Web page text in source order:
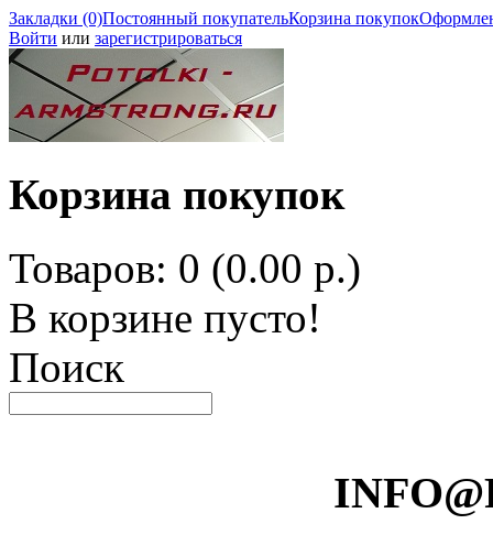
Закладки (0)Постоянный покупательКорзина покупок
Войти или зарегистрироваться
Корзина покупок
Товаров: 0 (0.00 р.)
В корзине пусто!
Поиск